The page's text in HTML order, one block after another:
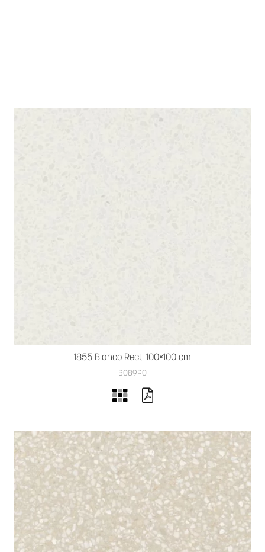
1855 Blanco Rect. 100×100 cm
B089PO